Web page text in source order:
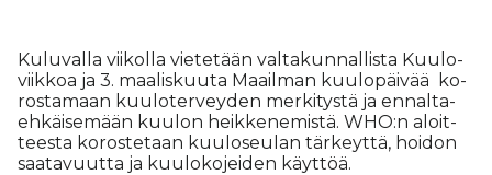
Ku­lu­val­la vii­kol­la vie­te­tään val­ta­kun­nal­lis­ta Kuu­lo­
viik­koa ja 3. maa­lis­kuu­ta Maa­il­man kuu­lo­päi­vää ko­
ros­ta­maan kuu­lo­ter­vey­den mer­ki­tys­tä ja en­nal­ta­
eh­käi­se­mään kuu­lon heik­ke­ne­mis­tä. WHO:n aloit­
tees­ta ko­ros­te­taan kuu­lo­seu­lan tär­keyt­tä, hoi­don
saa­ta­vuut­ta ja kuu­lo­ko­jei­den käyt­töä.